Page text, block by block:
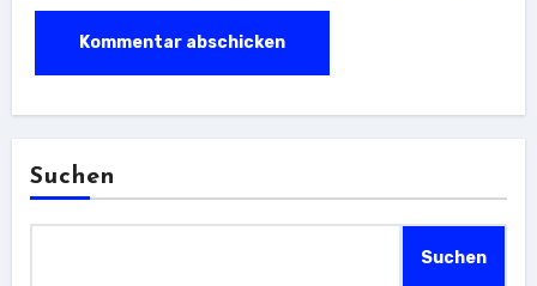
Suchen
Suchen